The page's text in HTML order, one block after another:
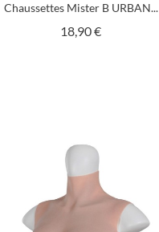
Chaussettes Mister B URBAN...
18,90 €Prix